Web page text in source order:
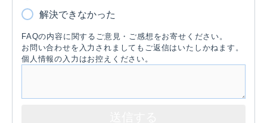
解決できなかった
FAQの内容に関するご意見・ご感想をお寄せください。
お問い合わせを入力されましてもご返信はいたしかねます。
個人情報の入力はお控えください。